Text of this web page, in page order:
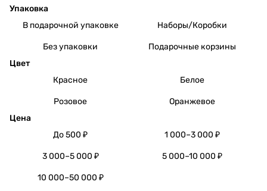
Упаковка
В подарочной упаковке
Наборы/Коробки
Без упаковки
Подарочные корзины
Цвет
Красное
Белое
Розовое
Оранжевое
Цена
До 500 ₽
1 000–3 000 ₽
3 000–5 000 ₽ 5 000–10 000 ₽
10 000–50 000 ₽